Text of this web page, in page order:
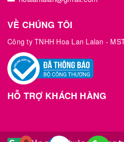
VỀ CHÚNG TÔI
Công ty TNHH Hoa Lan Lalan -
HỖ TRỢ KHÁCH HÀNG